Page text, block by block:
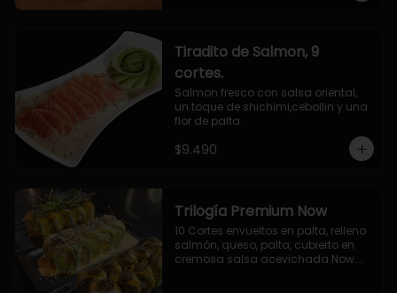
Tiradito de Salmon, 9
cortes.
Salmon fresco con salsa oriental,
un toque de shichimi,cebollin y una
flor de palta.
$9.490
Trilogía Premium Now
10 Cortes envueltos en palta, relleno
salmón, queso, palta, cubierto en
cremosa salsa acevichada Now.